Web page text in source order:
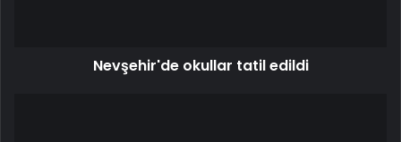
Nevşehir'de okullar tatil edildi